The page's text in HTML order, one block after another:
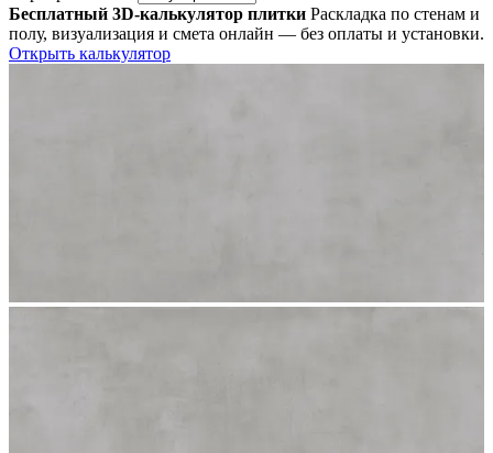
Бесплатный 3D-калькулятор плитки Раскладка по стенам и
полу, визуализация и смета онлайн — без оплаты и установки.
Открыть калькулятор